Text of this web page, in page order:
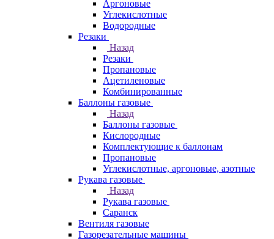
Аргоновые
Углекислотные
Водородные
Резаки
Назад
Резаки
Пропановые
Ацетиленовые
Комбинированные
Баллоны газовые
Назад
Баллоны газовые
Кислородные
Комплектующие к баллонам
Пропановые
Углекислотные, аргоновые, азотные
Рукава газовые
Назад
Рукава газовые
Саранск
Вентиля газовые
Газорезательные машины